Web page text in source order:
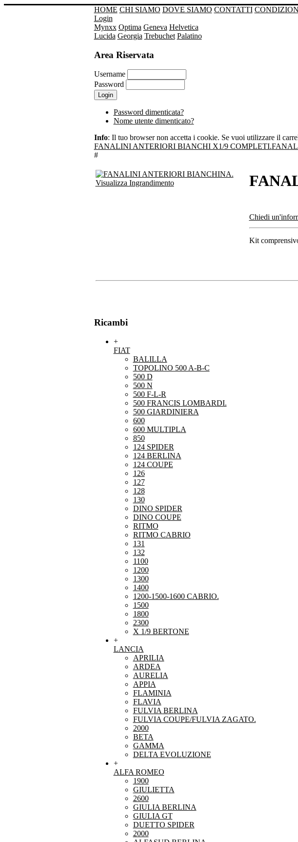
HOME CHI SIAMO DOVE SIAMO CONTATTI
Login
Mynxx Optima Geneva Helvetica
Lucida Georgia Trebuchet Palatino
Area Riservata
Username
Password
Password dimenticata?
Nome utente dimenticato?
Info: Il tuo browser non accetta i cookie. Se vuoi utilizzare il
FANALINI ANTERIORI BIANCHI X1/9 COMPLETI.
#
Visualizza Ingrandimento
Chiedi
Kit
Ricambi
+
FIAT
BALILLA
TOPOLINO 500 A-B-C
500 D
500 N
500 F-L-R
500 FRANCIS LOMBARDI.
500 GIARDINIERA
600
600 MULTIPLA
850
124 SPIDER
124 BERLINA
124 COUPE
126
127
128
130
DINO SPIDER
DINO COUPE
RITMO
RITMO CABRIO
131
132
1100
1200
1300
1400
1200-1500-1600 CABRIO.
1500
1800
2300
X 1/9 BERTONE
+
LANCIA
APRILIA
ARDEA
AURELIA
APPIA
FLAMINIA
FLAVIA
FULVIA BERLINA
FULVIA COUPE/FULVIA ZAGATO.
2000
BETA
GAMMA
DELTA EVOLUZIONE
+
ALFA ROMEO
1900
GIULIETTA
2600
GIULIA BERLINA
GIULIA GT
DUETTO SPIDER
2000